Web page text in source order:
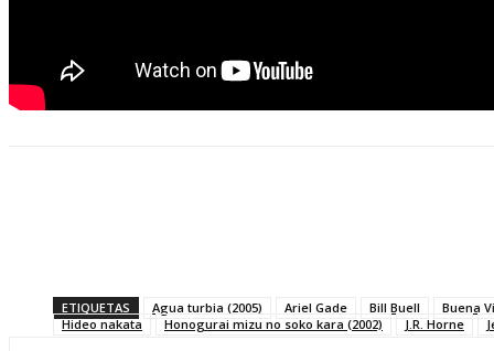
ETIQUETAS Agua turbia (2005) Ariel Gade Bill Buell Buena
Hideo nakata
Honogurai mizu no soko kara (2002) J.R. Horne